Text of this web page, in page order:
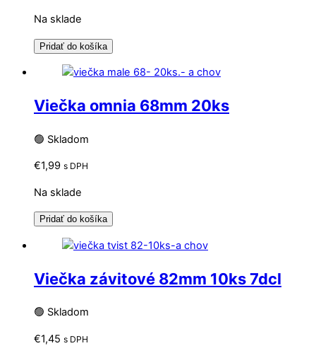
Na sklade
Pridať do košíka
Viečka omnia 68mm 20ks
🟢 Skladom
€1,99 s DPH
Na sklade
Pridať do košíka
Viečka závitové 82mm 10ks 7dcl
🟢 Skladom
€1,45 s DPH